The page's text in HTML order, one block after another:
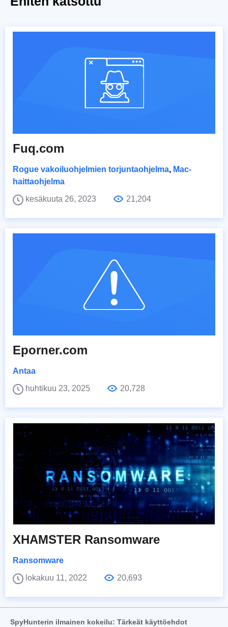
Fuq.com
Rogue vakoiluohjelmien torjuntaohjelma, Mac-
haittaohjelma
kesäkuuta 26, 2023
21,204
Eporner.com
Antaa
huhtikuu 23, 2025
20,728
XHAMSTER Ransomware
Ransomware
lokakuu 11, 2022
20,693
SpyHunterin ilmainen kokeilu: Tärkeät käyttöehdot